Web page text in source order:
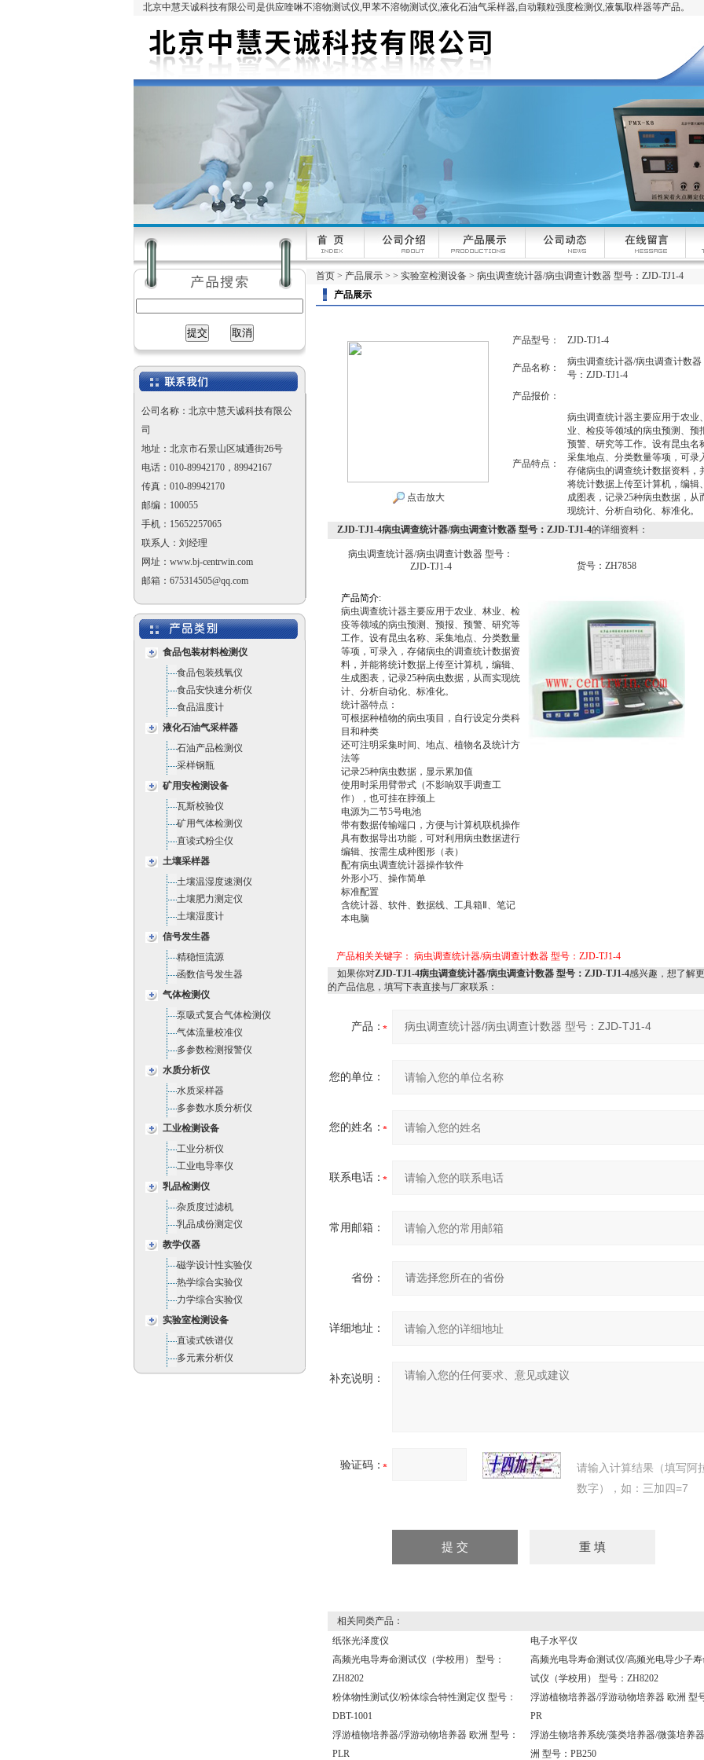
北京中慧天诚科技有限公司是供应喹啉不溶物测试仪,甲苯不溶物测试仪,液化石油气采样器,自动颗粒强度检测仪,液氯取样器等产品。
公司名称：北京中慧天诚科技有限公
司
地址：北京市石景山区城通街26号
电话：010-89942170，89942167
传真：010-89942170
邮编：100055
手机：15652257065
联系人：刘经理
网址：www.bj-centrwin.com
邮箱：675314505@qq.com
食品包装材料检测仪
食品包装残氧仪
食品安快速分析仪
食品温度计
液化石油气采样器
石油产品检测仪
采样钢瓶
矿用安检测设备
瓦斯校验仪
矿用气体检测仪
直读式粉尘仪
土壤采样器
土壤温湿度速测仪
土壤肥力测定仪
土壤湿度计
信号发生器
精稳恒流源
函数信号发生器
气体检测仪
泵吸式复合气体检测仪
气体流量校准仪
多参数检测报警仪
水质分析仪
水质采样器
多参数水质分析仪
工业检测设备
工业分析仪
工业电导率仪
乳品检测仪
杂质度过滤机
乳品成份测定仪
教学仪器
磁学设计性实验仪
热学综合实验仪
力学综合实验仪
实验室检测设备
直读式铁谱仪
多元素分析仪
首页 > 产品展示 > > 实验室检测设备 > 病虫调查统计器/病虫调查计数器 型号：ZJD-TJ1-4
产品展示
点击放大
产品型号： ZJD-TJ1-4
产品名称：
病虫调查统计器/病虫调查计数器
号：ZJD-TJ1-4
产品报价：
产品特点：
病虫调查统计器主要应用于农业
业、检疫等领域的病虫预测、预
预警、研究等工作。设有昆虫名
采集地点、分类数量等项，可录
存储病虫的调查统计数据资料，
将统计数据上传至计算机，编辑
成图表，记录25种病虫数据，从
现统计、分析自动化、标准化。
ZJD-TJ1-4病虫调查统计器/病虫调查计数器 型号：ZJD-TJ1-4的详细资料：
病虫调查统计器/病虫调查计数器 型号：
ZJD-TJ1-4
货号：ZH7858
产品简介:
病虫调查统计器主要应用于农业、林业、检
疫等领域的病虫预测、预报、预警、研究等
工作。设有昆虫名称、采集地点、分类数量
等项，可录入，存储病虫的调查统计数据资
料，并能将统计数据上传至计算机，编辑、
生成图表，记录25种病虫数据，从而实现统
计、分析自动化、标准化。
统计器特点：
可根据种植物的病虫项目，自行设定分类科
目和种类
还可注明采集时间、地点、植物名及统计方
法等
记录25种病虫数据，显示累加值
使用时采用臂带式（不影响双手调查工
作），也可挂在脖颈上
电源为二节5号电池
带有数据传输端口，方便与计算机联机操作
具有数据导出功能，可对利用病虫数据进行
编辑、按需生成种图形（表）
配有病虫调查统计器操作软件
外形小巧、操作简单
标准配置
含统计器、软件、数据线、工具箱Ⅱ、笔记
本电脑
产品相关关键字： 病虫调查统计器/病虫调查计数器 型号：ZJD-TJ1-4
如果你对ZJD-TJ1-4病虫调查统计器/病虫调查计数器 型号：ZJD-TJ1-4感兴趣，想了解
的产品信息，填写下表直接与厂家联系：
产品：
您的单位：
您的姓名：
联系电话：
常用邮箱：
省份：
详细地址：
补充说明：
验证码：
请输入计算结果（填写阿
数字），如：三加四=7
相关同类产品：
纸张光泽度仪
电子水平仪
高频光电导寿命测试仪（学校用） 型号：
ZH8202
高频光电导寿命测试仪/高频光电导少子寿
试仪（学校用） 型号：ZH8202
粉体物性测试仪/粉体综合特性测定仪 型号：
DBT-1001
浮游植物培养器/浮游动物培养器 欧洲 型
PR
浮游植物培养器/浮游动物培养器 欧洲 型号：
PLR
浮游生物培养系统/藻类培养器/微藻培养
洲 型号：PB250